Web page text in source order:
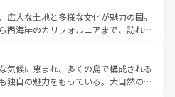
ほしい。
る町や、スイスならではのユニークな
プス観光だけでなく町歩きも満喫する
の所得が高いため物価も高いが、旅行
を楽しむこともできる。 なお、新
コンテンツ一覧 を参照してほしい。
広大な土地と多様な文化が魅力の国。
西海岸のカリフォルニアまで、訪れる
、観光、ショッピング、エンターテイ
刺激的なスポットだ。一方、アメリカ
がり、グランドキャニオンやイエロー
気候に恵まれ、多くの島で構成される
独自の魅力をもっている。大自然の神